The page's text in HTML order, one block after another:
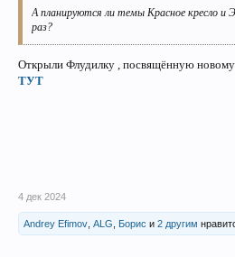
А планируются ли темы Красное кресло и
раз?
Открыли Флудилку , посвящённую новому
ТУТ
4 дек 2024
Andrey Efimov ALG Борис и 2 другим